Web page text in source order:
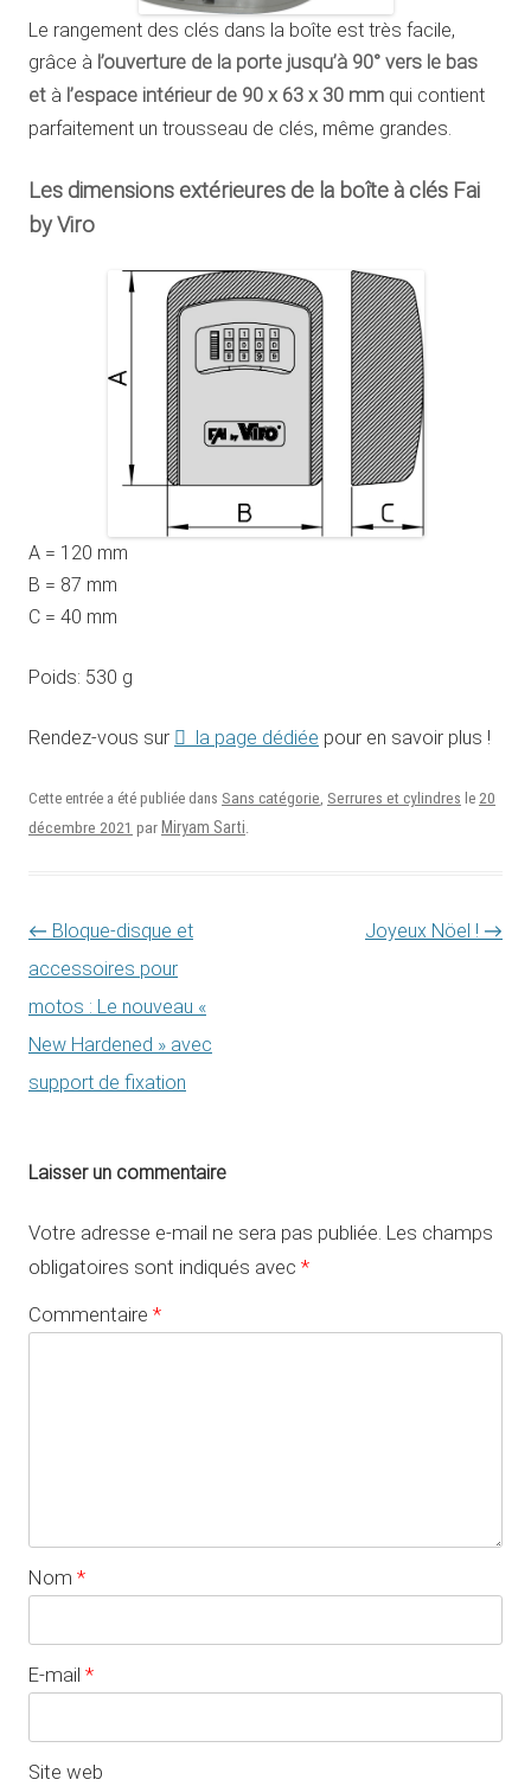
Le rangement des clés dans la boîte est très facile,
grâce à l’ouverture de la porte jusqu’à 90° vers le bas
et à l’espace intérieur de 90 x 63 x 30 mm qui contient
parfaitement un trousseau de clés, même grandes.
Les dimensions extérieures de la boîte à clés Fai
by Viro
A = 120 mm
B = 87 mm
C = 40 mm
Poids: 530 g
Rendez-vous sur la page dédiée pour en savoir plus !
Cette entrée a été publiée dans Sans catégorie, Serrures et cylindres le 20
décembre 2021 par Miryam Sarti.
Navigation des articles
← Bloque-disque et
accessoires pour
motos : Le nouveau «
New Hardened » avec
support de fixation
Joyeux Nöel ! →
Laisser un commentaire
Votre adresse e-mail ne sera pas publiée. Les champs
obligatoires sont indiqués avec *
Commentaire *
Nom *
E-mail *
Site web